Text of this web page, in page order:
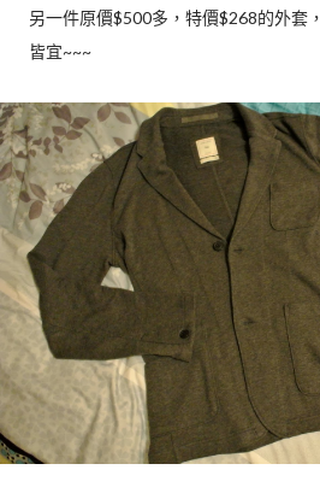
另一件原價$500多，特價$268的外套
皆宜~~~